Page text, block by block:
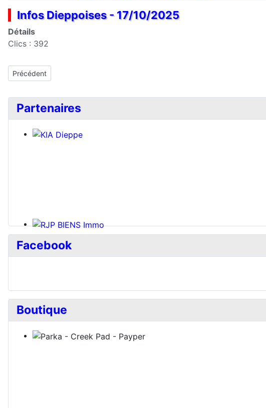
Infos Dieppoises - 17/10/2025
Détails
Clics : 392
Article précédent : Infos Dieppoises - 26/12/2025
Précédent
Partenaires
Facebook
Boutique